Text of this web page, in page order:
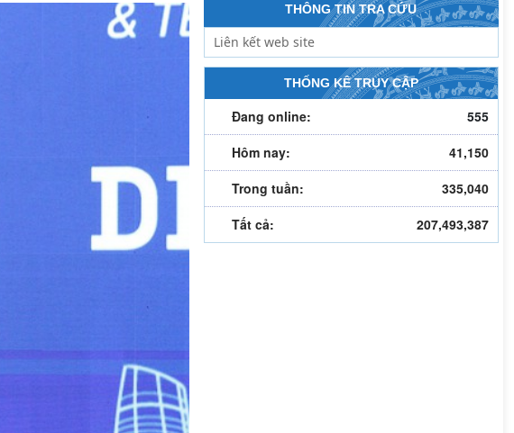
THÔNG TIN TRA CỨU
THỐNG KÊ TRUY CẬP
Đang online:
555
Hôm nay:
41,150
Trong tuần:
335,040
Tất cả:
207,493,387